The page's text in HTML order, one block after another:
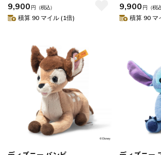
9,900 円 （税込）
積算 90 マイル (1倍)
9,900 円 （税
積算 90 マ